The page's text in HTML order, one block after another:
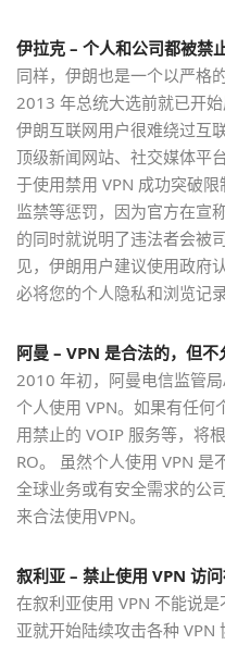
伊拉克 – 个人和公司都被禁
同样，伊朗也是一个以严格
2013 年总统大选前就已开始
伊朗互联网用户很难绕过互
顶级新闻网站、社交媒体平台
于使用禁用 VPN 成功突破
监禁等惩罚，因为官方在宣
的同时就说明了违法者会被
见，伊朗用户建议使用政府
必将您的个人隐私和浏览记
阿曼 – VPN 是合法的，但不
2010 年初，阿曼电信监管
个人使用 VPN。如果有任何
用禁止的 VOIP 服务等，将
RO。 虽然个人使用 VPN 是
全球业务或有安全需求的公
来合法使用VPN。
叙利亚 – 禁止使用 VPN 访
在叙利亚使用 VPN 不能说
亚就开始陆续攻击各种 VPN